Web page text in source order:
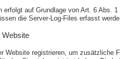
erfolgt auf Grundlage von Art. 6 Abs.
die Server-Log-Files erfasst
Website
Website registrieren, um zusätzliche